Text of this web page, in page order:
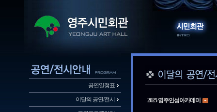
공연일정표
이달의 공연/전시 2025 영주인성아카데미